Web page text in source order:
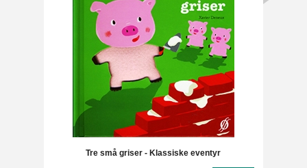
Tre små griser - Klassiske eventyr